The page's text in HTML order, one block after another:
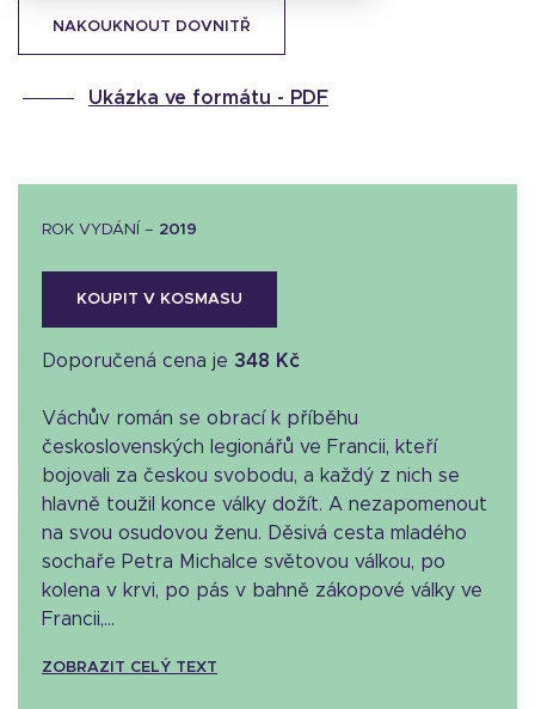
NAKOUKNOUT DOVNITŘ
Ukázka ve formátu - PDF
ROK VYDÁNÍ – 2019
KOUPIT V KOSMASU
Doporučená cena je 348 Kč
Váchův román se obrací k příběhu
československých legionářů ve Francii, kteří
bojovali za českou svobodu, a každý z nich se
hlavně toužil konce války dožít. A nezapomenout
na svou osudovou ženu. Děsivá cesta mladého
sochaře Petra Michalce světovou válkou, po
kolena v krvi, po pás v bahně zákopové války ve
Francii,...
ZOBRAZIT CELÝ TEXT